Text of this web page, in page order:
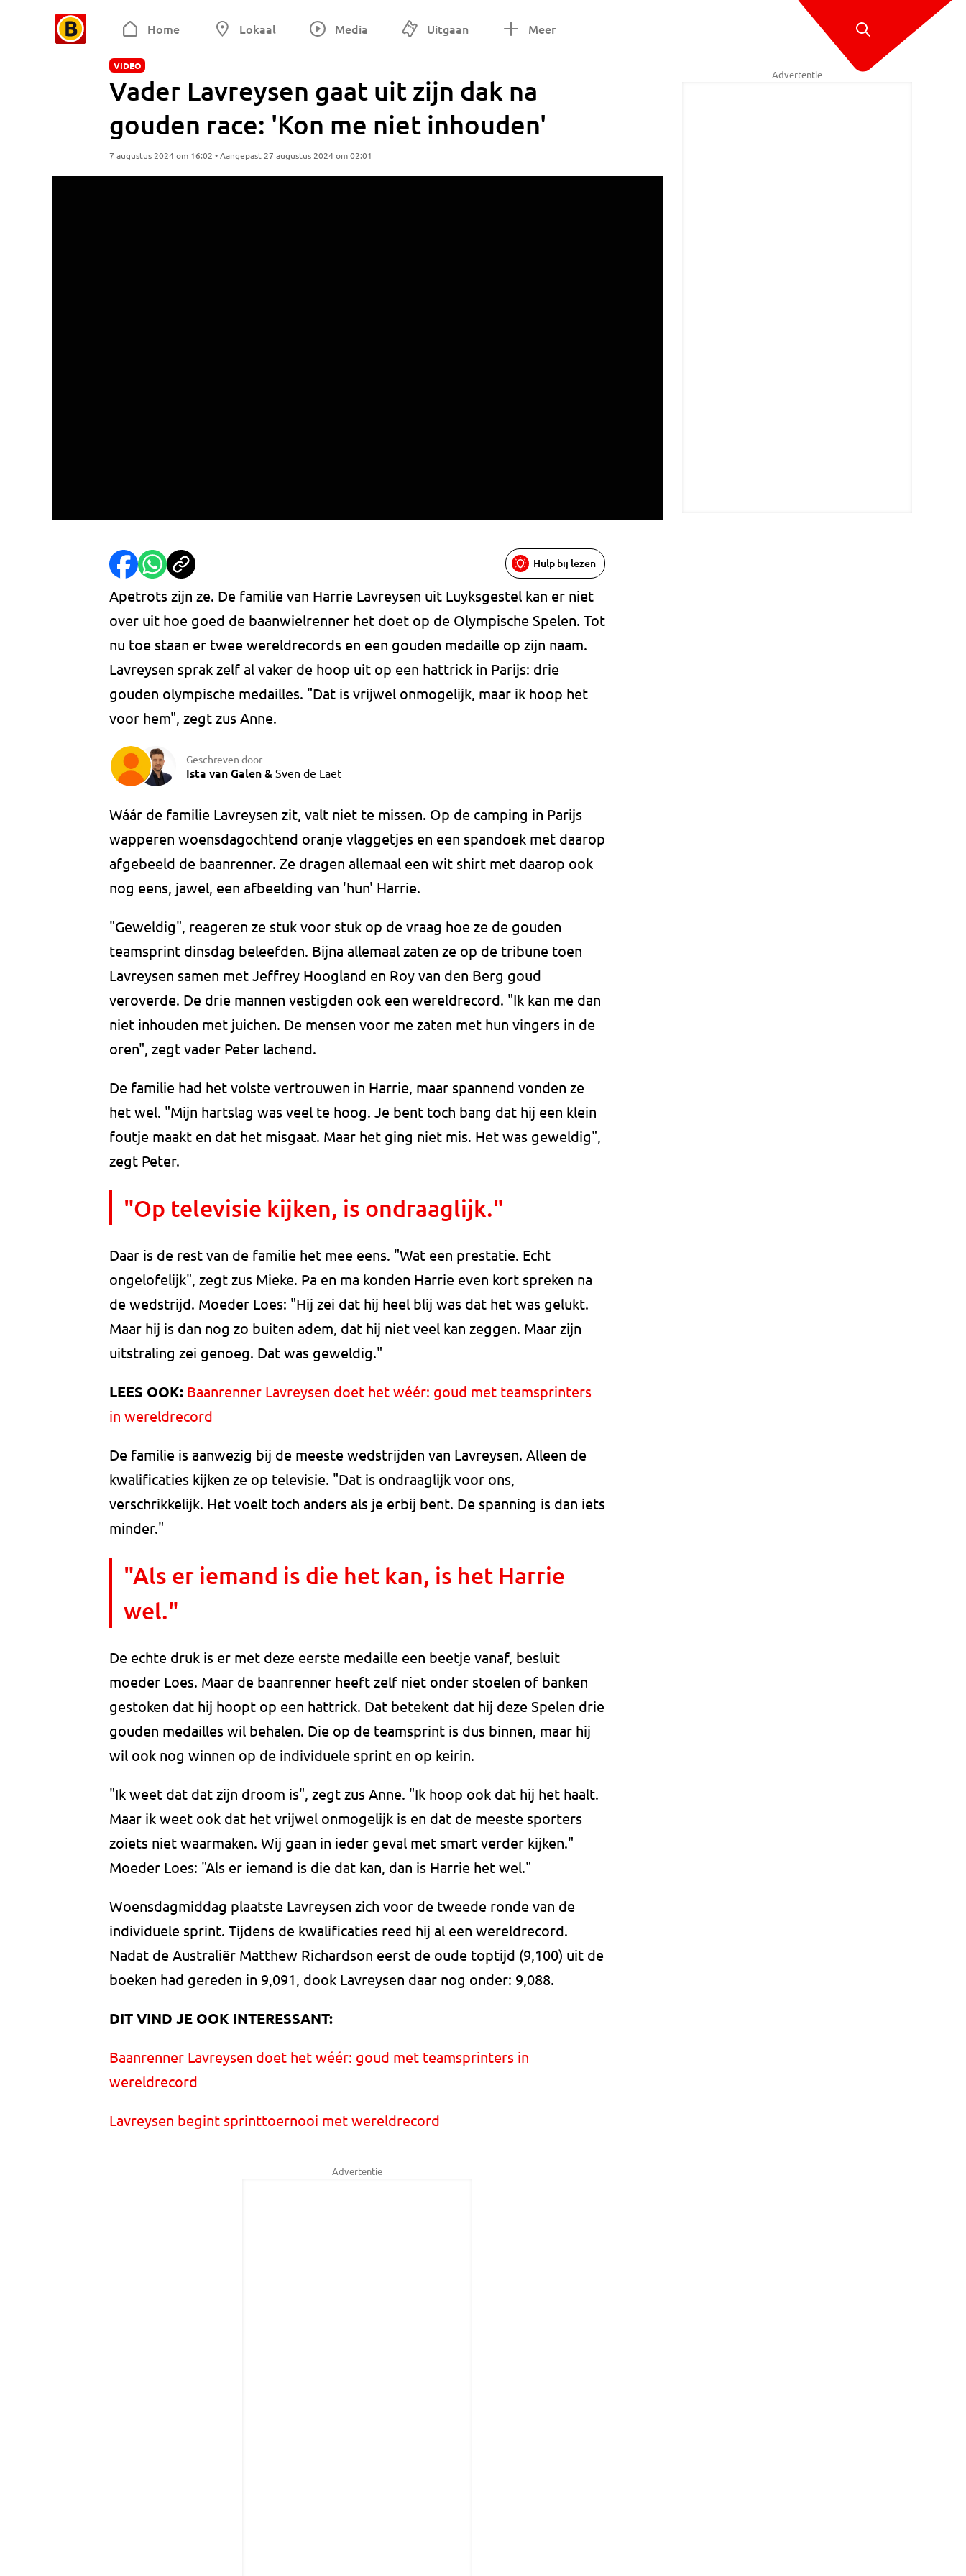
Home Lokaal Media Uitgaan Meer
VIDEO
Vader Lavreysen gaat uit zijn dak na
gouden race: 'Kon me niet inhouden'
7 augustus 2024 om 16:02 • Aangepast 27 augustus 2024 om 02:01
Hulp bij lezen
Apetrots zijn ze. De familie van Harrie Lavreysen uit Luyksgestel kan er niet
over uit hoe goed de baanwielrenner het doet op de Olympische Spelen. Tot
nu toe staan er twee wereldrecords en een gouden medaille op zijn naam.
Lavreysen sprak zelf al vaker de hoop uit op een hattrick in Parijs: drie
gouden olympische medailles. "Dat is vrijwel onmogelijk, maar ik hoop het
voor hem", zegt zus Anne.
Geschreven door
Ista van Galen& Sven de Laet
Wáár de familie Lavreysen zit, valt niet te missen. Op de camping in Parijs
wapperen woensdagochtend oranje vlaggetjes en een spandoek met daarop
afgebeeld de baanrenner. Ze dragen allemaal een wit shirt met daarop ook
nog eens, jawel, een afbeelding van 'hun' Harrie.
"Geweldig", reageren ze stuk voor stuk op de vraag hoe ze de gouden
teamsprint dinsdag beleefden. Bijna allemaal zaten ze op de tribune toen
Lavreysen samen met Jeffrey Hoogland en Roy van den Berg goud
veroverde. De drie mannen vestigden ook een wereldrecord. "Ik kan me dan
niet inhouden met juichen. De mensen voor me zaten met hun vingers in de
oren", zegt vader Peter lachend.
De familie had het volste vertrouwen in Harrie, maar spannend vonden ze
het wel. "Mijn hartslag was veel te hoog. Je bent toch bang dat hij een klein
foutje maakt en dat het misgaat. Maar het ging niet mis. Het was geweldig",
zegt Peter.
"Op televisie kijken, is ondraaglijk."
Daar is de rest van de familie het mee eens. "Wat een prestatie. Echt
ongelofelijk", zegt zus Mieke. Pa en ma konden Harrie even kort spreken na
de wedstrijd. Moeder Loes: "Hij zei dat hij heel blij was dat het was gelukt.
Maar hij is dan nog zo buiten adem, dat hij niet veel kan zeggen. Maar zijn
uitstraling zei genoeg. Dat was geweldig."
LEES OOK: Baanrenner Lavreysen doet het wéér: goud met teamsprinters
in wereldrecord
De familie is aanwezig bij de meeste wedstrijden van Lavreysen. Alleen de
kwalificaties kijken ze op televisie. "Dat is ondraaglijk voor ons,
verschrikkelijk. Het voelt toch anders als je erbij bent. De spanning is dan iets
minder."
"Als er iemand is die het kan, is het Harrie
wel."
De echte druk is er met deze eerste medaille een beetje vanaf, besluit
moeder Loes. Maar de baanrenner heeft zelf niet onder stoelen of banken
gestoken dat hij hoopt op een hattrick. Dat betekent dat hij deze Spelen drie
gouden medailles wil behalen. Die op de teamsprint is dus binnen, maar hij
wil ook nog winnen op de individuele sprint en op keirin.
"Ik weet dat dat zijn droom is", zegt zus Anne. "Ik hoop ook dat hij het haalt.
Maar ik weet ook dat het vrijwel onmogelijk is en dat de meeste sporters
zoiets niet waarmaken. Wij gaan in ieder geval met smart verder kijken."
Moeder Loes: "Als er iemand is die dat kan, dan is Harrie het wel."
Woensdagmiddag plaatste Lavreysen zich voor de tweede ronde van de
individuele sprint. Tijdens de kwalificaties reed hij al een wereldrecord.
Nadat de Australiër Matthew Richardson eerst de oude toptijd (9,100) uit de
boeken had gereden in 9,091, dook Lavreysen daar nog onder: 9,088.
DIT VIND JE OOK INTERESSANT:
Baanrenner Lavreysen doet het wéér: goud met teamsprinters in
wereldrecord
Lavreysen begint sprinttoernooi met wereldrecord
Advertentie
Advertentie